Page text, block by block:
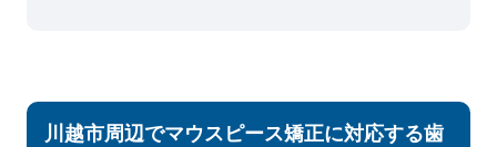
川越市周辺でマウスピース矯正に対応する歯